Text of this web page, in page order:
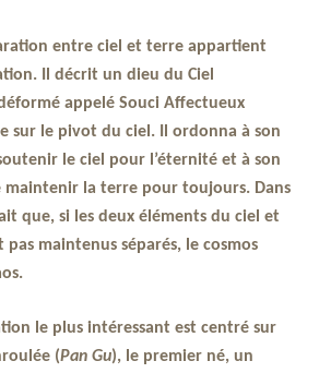
entre ciel et terre appartient
Il décrit un dieu du Ciel
appelé Souci Affectueux
sur le pivot du ciel. Il ordonna à son
le ciel pour l’éternité et à son
la terre pour toujours. Dans
que, si les deux éléments du ciel et
maintenus séparés, le cosmos
le plus intéressant est centré sur
(Pan Gu), le premier né, un